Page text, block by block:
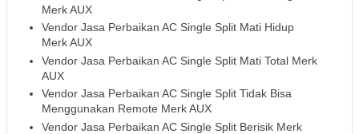
Merk AUX
Vendor Jasa Perbaikan AC Single Split Mati Hidup
Merk AUX
Vendor Jasa Perbaikan AC Single Split Mati Total Merk
AUX
Vendor Jasa Perbaikan AC Single Split Tidak Bisa
Menggunakan Remote Merk AUX
Vendor Jasa Perbaikan AC Single Split Berisik Merk